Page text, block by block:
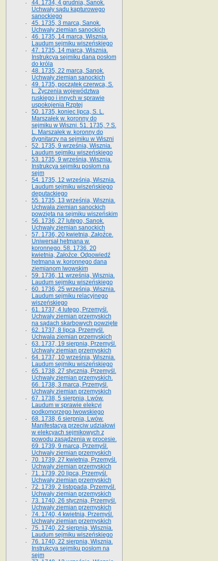
44. 1734, 4 grudnia, Sanok.
Uchwały sądu kapturowego
sanockiego
45. 1735, 3 marca, Sanok.
Uchwały ziemian sanockich
46. 1735, 14 marca, Wisznia.
Laudum sejmiku wiszeńskiego
47. 1735, 14 marca, Wisznia.
Instrukcya sejmiku dana posłom
do króla
48. 1735, 22 marca, Sanok.
Uchwały ziemian sanockich
49. 1735, początek czerwca, S.
L. Życzenia województwa
ruskiego i innych w sprawie
uspokojenia Rzptej
50. 1735, koniec lipca, S. L.
Marszałek w. koronny do
sejmiku w Wiszni. 51. 1735, ? S.
L. Marszałek w. koronny do
dygnitarzy na sejmiku w Wiszni
52. 1735, 9 września, Wisznia.
Laudum sejmiku wiszeńskiego
53. 1735, 9 września, Wisznia.
Instrukcya sejmiku posłom na
sejm
54. 1735, 12 września, Wisznia.
Laudum sejmiku wiszeńskiego
deputackiego
55. 1735, 13 września, Wisznia.
Uchwała ziemian sanockich
powzięta na sejmiku wiszeńskim
56. 1736, 27 lutego, Sanok.
Uchwały ziemian sanockich
57. 1736, 20 kwietnia, Załoźce.
Uniwersał hetmana w.
koronnego. 58. 1736. 20
kwietnia, Załoźce. Odpowiedź
hetmana w. koronnego dana
ziemianom lwowskim
59. 1736, 11 września, Wisznia.
Laudum sejmiku wiszeńskiego
60. 1736, 25 września, Wisznia.
Laudum sejmiku relacyjnego
wiszeńskiego
61. 1737, 4 lutego, Przemyśl.
Uchwały ziemian przemyskich
na sądach skarbowych powzięte
62. 1737, 8 lipca, Przemyśl.
Uchwała ziemian przemyskich
63. 1737, 19 sierpnia, Przemyśl.
Uchwały ziemian przemyskich
64. 1737, 10 września, Wisznia.
Laudum sejmiku wiszeńskiego
65. 1738, 27 stycznia, Przemyśl.
Uchwały ziemian przemyskich­­.
66. 1738, 3 marca, Przemyśl.
Uchwały ziemian przemyskich­
67. 1738, 5 sierpnia, Lwów.
Laudum w sprawie elekcyi
podkomorzego lwowskiego
68. 1738, 6 sierpnia, Lwów.
Manifestacya przeciw udziałowi
w elekcyach sejmikowych z
powodu zasądzenia w procesie.
69. 1739, 9 marca, Przemyśl.
Uchwały ziemian przemyskich
70. 1739, 27 kwietnia, Przemyśl.
Uchwały ziemian przemyskich
71. 1739, 20 lipca, Przemyśl.
Uchwały ziemian przemyskich
72. 1739, 2 listopada, Przemyśl.
Uchwały ziemian przemyskich
73. 1740, 26 stycznia, Przemyśl.
Uchwały ziemian przemyskich
74. 1740, 4 kwietnia, Przemyśl.
Uchwały ziemian przemyskich
75. 1740, 22 sierpnia, Wisznia.
Laudum sejmiku wiszeńskiego
76. 1740, 22 sierpnia, Wisznia.
Instrukcya sejmiku posłom na
sejm